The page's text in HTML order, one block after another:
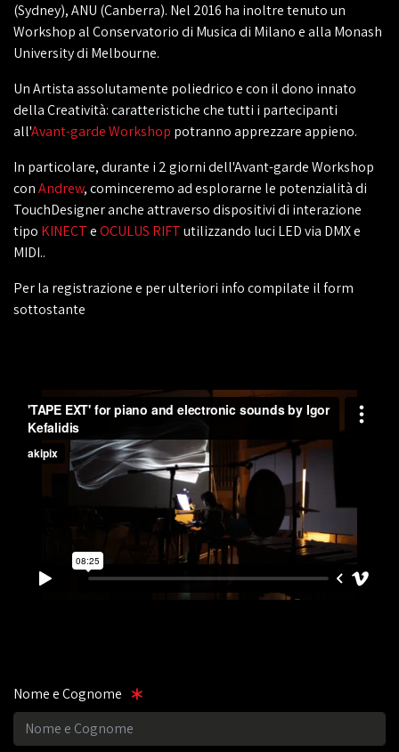
(Sydney), ANU (Canberra). Nel 2016 ha inoltre tenuto un
Workshop al Conservatorio di Musica di Milano e alla Monash
University di Melbourne.
Un Artista assolutamente poliedrico e con il dono innato
della Creatività: caratteristiche che tutti i partecipanti
all'Avant-garde Workshop potranno apprezzare appieno.
In particolare, durante i 2 giorni dell'Avant-garde Workshop
conAndrew, cominceremo ad esplorarne le potenzialità di
TouchDesigner anche attraverso dispositivi di interazione
tipo KINECTeOCULUS RIFTutilizzando luci LED via DMX e
MIDI..
Per la registrazione e per ulteriori info compilate il form
sottostante
Nome e Cognome